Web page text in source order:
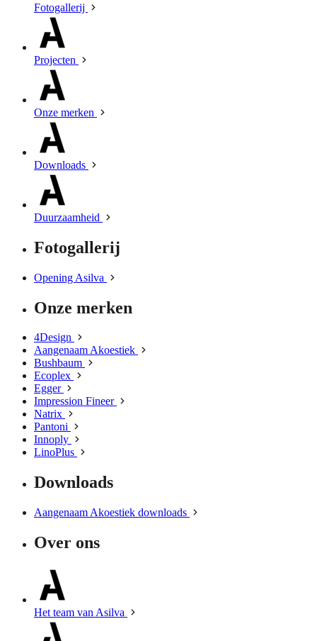
Fotogallerij
Projecten
Onze merken
Downloads
Duurzaamheid
Fotogallerij
Opening Asilva
Onze merken
4Design
Aangenaam Akoestiek
Bushbaum
Ecoplex
Egger
Impression Fineer
Natrix
Pantoni
Innoply
LinoPlus
Downloads
Aangenaam Akoestiek downloads
Over ons
Het team van Asilva